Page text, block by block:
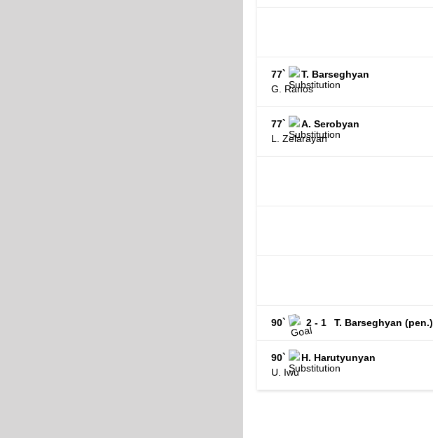
77`
T. Barseghyan
G. Ranos
77`
A. Serobyan
L. Zelarayan
90` 2 - 1 T. Barseghyan (pen.)
90`
H. Harutyunyan
U. Iwu